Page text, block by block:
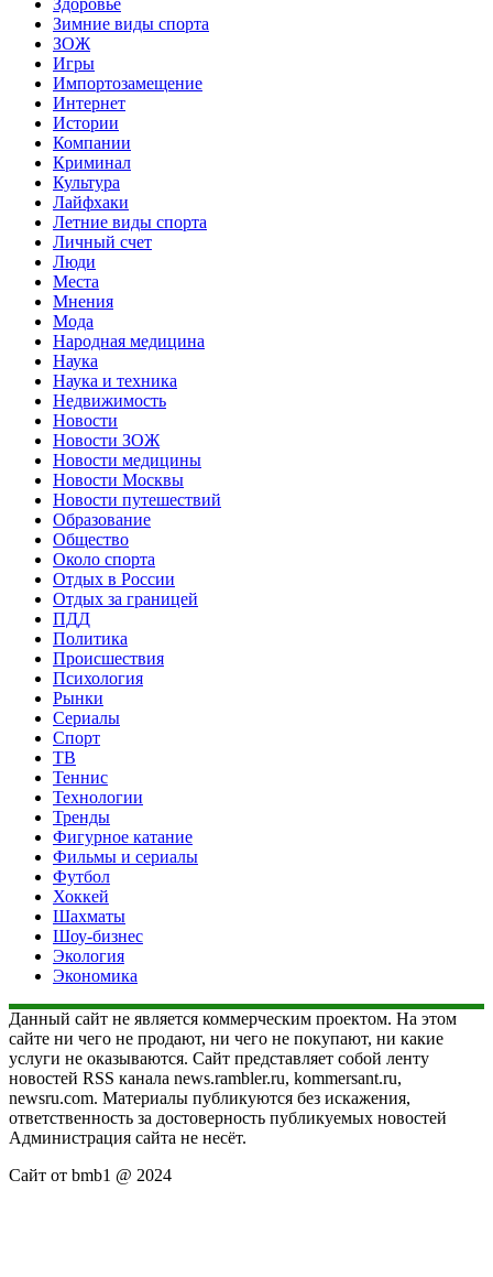
Зимние виды спорта
ЗОЖ
Игры
Импортозамещение
Интернет
Истории
Компании
Криминал
Культура
Лайфхаки
Летние виды спорта
Личный счет
Люди
Места
Мнения
Мода
Народная медицина
Наука
Наука и техника
Недвижимость
Новости
Новости ЗОЖ
Новости медицины
Новости Москвы
Новости путешествий
Образование
Общество
Около спорта
Отдых в России
Отдых за границей
ПДД
Политика
Происшествия
Психология
Рынки
Сериалы
Спорт
ТВ
Теннис
Технологии
Тренды
Фигурное катание
Фильмы и сериалы
Футбол
Хоккей
Шахматы
Шоу-бизнес
Экология
Экономика
Данный сайт не является коммерческим проектом. На этом
сайте ни чего не продают, ни чего не покупают, ни какие
услуги не оказываются. Сайт представляет собой ленту
новостей RSS канала news.rambler.ru, kommersant.ru,
newsru.com. Материалы публикуются без искажения,
ответственность за достоверность публикуемых новостей
Администрация сайта не несёт.
Сайт от bmb1 @ 2024